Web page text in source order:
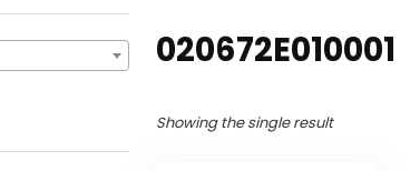
‎020672E010001
Showing the single result